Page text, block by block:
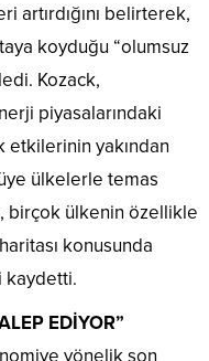
artırdığını belirterek,
koyduğu “olumsuz
Kozack,
piyasalarındaki
etkilerinin yakından
ülkelerle temas
birçok ülkenin özellikle
konusunda
kaydetti.
EDİYOR”
yönelik son